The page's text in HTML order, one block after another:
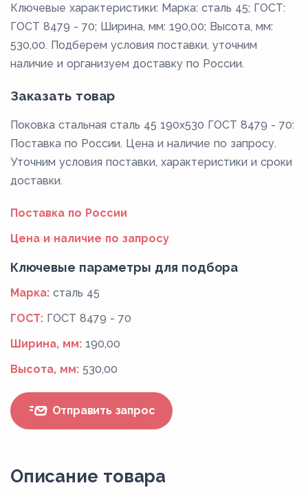
Ключевые характеристики: Марка: сталь 45; ГОСТ:
ГОСТ 8479 - 70; Ширина, мм: 190,00; Высота, мм:
530,00. Подберем условия поставки, уточним
наличие и организуем доставку по России.
Заказать товар
Поковка стальная сталь 45 190x530 ГОСТ 8479 - 70:
Поставка по России. Цена и наличие по запросу.
Уточним условия поставки, характеристики и сроки
доставки.
Поставка по России
Цена и наличие по запросу
Ключевые параметры для подбора
Марка: сталь 45
ГОСТ: ГОСТ 8479 - 70
Ширина, мм: 190,00
Высота, мм: 530,00
Отправить запрос
Описание товара